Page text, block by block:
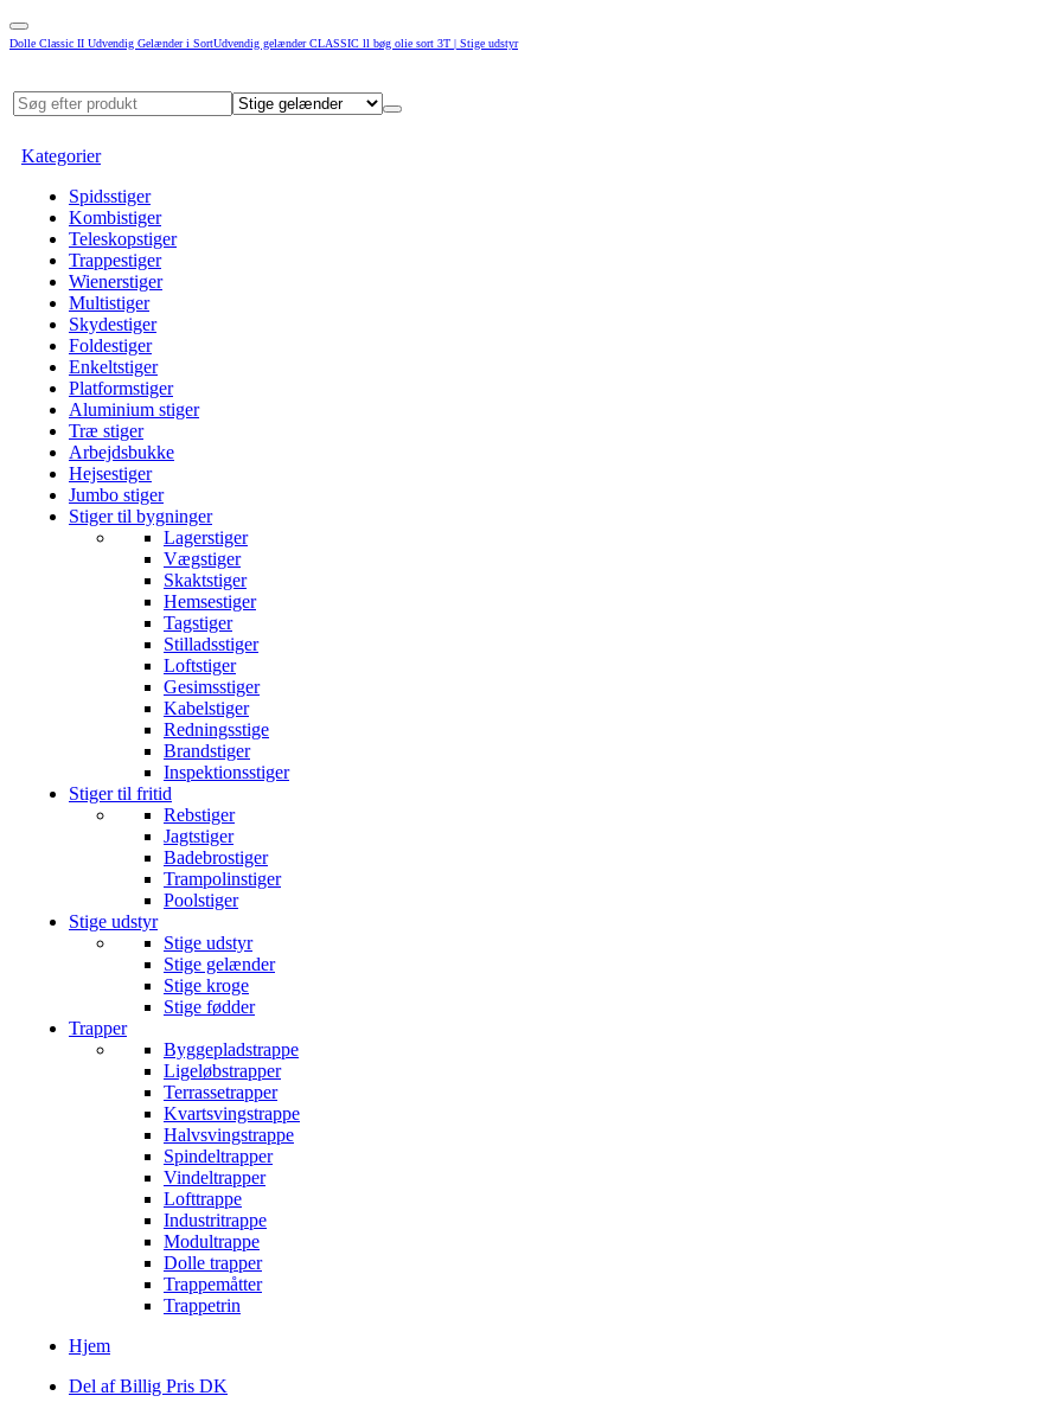
Dolle Classic II Udvendig Gelænder i SortUdvendig gelænder CLASSIC ll bøg olie sort 3T | Stige udstyr
Kategorier
Spidsstiger
Kombistiger
Teleskopstiger
Trappestiger
Wienerstiger
Multistiger
Skydestiger
Foldestiger
Enkeltstiger
Platformstiger
Aluminium stiger
Træ stiger
Arbejdsbukke
Hejsestiger
Jumbo stiger
Stiger til bygninger
Lagerstiger
Vægstiger
Skaktstiger
Hemsestiger
Tagstiger
Stilladsstiger
Loftstiger
Gesimsstiger
Kabelstiger
Redningsstige
Brandstiger
Inspektionsstiger
Stiger til fritid
Rebstiger
Jagtstiger
Badebrostiger
Trampolinstiger
Poolstiger
Stige udstyr
Stige udstyr
Stige gelænder
Stige kroge
Stige fødder
Trapper
Byggepladstrappe
Ligeløbstrapper
Terrassetrapper
Kvartsvingstrappe
Halvsvingstrappe
Spindeltrapper
Vindeltrapper
Lofttrappe
Industritrappe
Modultrappe
Dolle trapper
Trappemåtter
Trappetrin
Hjem
Del af Billig Pris DK